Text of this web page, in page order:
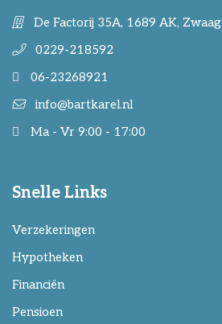
De Factorij 35A, 1689 AK, Zwaag
0229-218592
06-23268921
info@bartkarel.nl
Ma - Vr 9:00 - 17:00
Snelle Links
Verzekeringen
Hypotheken
Financiën
Pensioen